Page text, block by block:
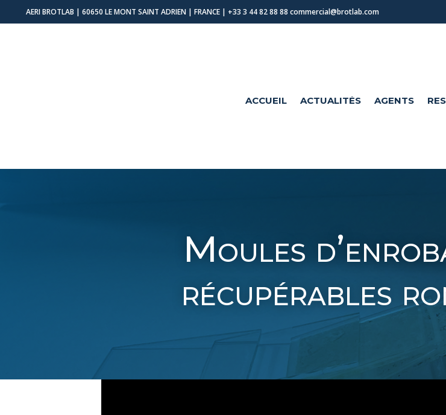
AERI BROTLAB | 60650 LE MONT SAINT ADRIEN | FRANCE | +33 3 44 82 88 88 commercial@brotlab.com
ACCUEIL ACTUALITÉS AGENTS
Moules
récupérables